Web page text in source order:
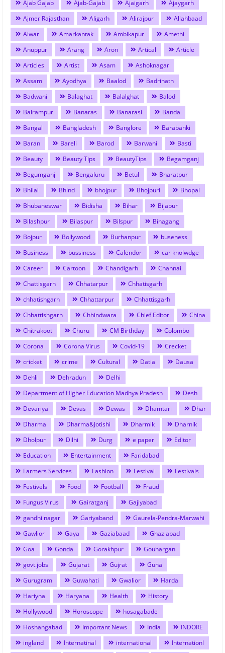
Ajab Gajab Ajab-Gajab Ajaigarh
Ajaygarh
Ajmer Rajasthan
Aligarh Alirajpur
Allahbaad
Alwar
Amarkantak Ambikapur
Amethi
Anuppur
Arang Aron Artical
Article
Articles
Artist Asam
Ashoknagar
Assam
Ayodhya Baalod
Badrinath
Badwani
Balaghat Balalghat
Balod
Balrampur
Banaras Banarasi
Banda
Bangal
Bangladesh Banglore
Barabanki
Baran
Bareli Barod Barwani
Basti
Beauty
Beauty Tips BeautyTips
Begamganj
Begumganj
Bengaluru Betul
Bharatpur
Bhilai
Bhind bhojpur Bhojpuri
Bhopal
Bhubaneswar
Bidisha Bihar
Bijapur
Bilashpur
Bilaspur Bilspur
Binagang
Bojpur
Bollywood Burhanpur
buseness
Business
bussiness Calendor
car knolwdge
Career
Cartoon Chandigarh
Channai
Chattisgarh
Chhatarpur
Chhatisgarh
chhatishgarh
Chhattarpur
Chhattisgarh
Chhattishgarh
Chhindwara Chief Editor
China
Chitrakoot
Churu CM Birthday
Colombo
Corona
Corona Virus Covid-19
Crecket
cricket
crime Cultural Datia
Dausa
Dehli
Dehradun
Delhi
Department of Higher Education Madhya Pradesh
Desh
Devariya
Devas Dewas Dhamtari
Dhar
Dharma
Dharma&Jotishi Dharmik
Dharnik
Dholpur
Dilhi Durg e paper
Editor
Education
Entertainment
Faridabad
Farmers Services
Fashion Festival
Festivals
Festivels
Food Football
Fraud
Fungus Virus
Gairatganj
Gajiyabad
gandhi nagar
Gariyaband
Gaurela-Pendra-Marwahi
Gawlior
Gaya Gaziabaad
Ghaziabad
Goa
Gonda Gorakhpur
Gouhargan
govt.jobs
Gujarat Gujrat
Guna
Gurugram
Guwahati Gwalior
Harda
Hariyna
Haryana Health
History
Hollywood
Horoscope
hosagabade
Hoshangabad
Important News India
INDORE
ingland
Internatinal international
Internationl